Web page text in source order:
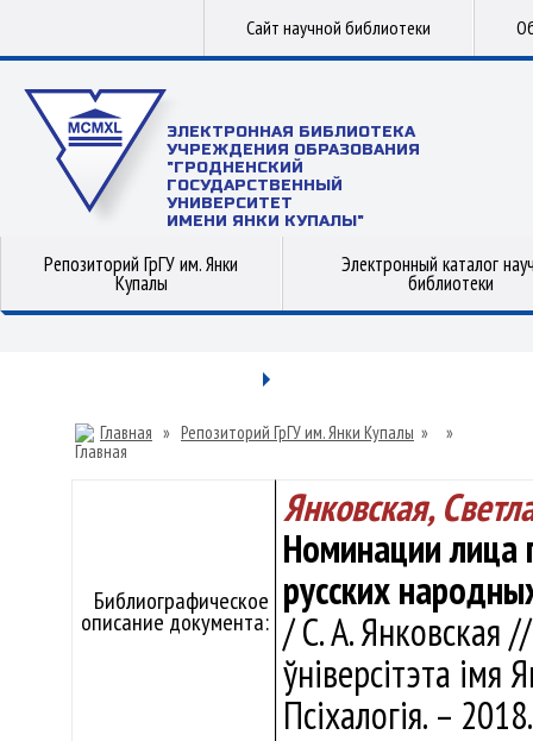
Сайт научной библиотеки
ЭЛЕКТРОННАЯ БИБЛИОТЕКА
УЧРЕЖДЕНИЯ ОБРАЗОВАНИЯ
"ГРОДНЕНСКИЙ
ГОСУДАРСТВЕННЫЙ
УНИВЕРСИТЕТ
ИМЕНИ ЯНКИ КУПАЛЫ"
Репозиторий ГрГУ им. Янки
Купалы
Электронный каталог
библиотеки
Главная » Репозиторий ГрГУ им. Янки Купалы » »
Библиографическое
описание документа:
Янковская,
Номинации лица
русских
/ С. А. Янковская
ўніверсітэта імя
Псіхалогія. –